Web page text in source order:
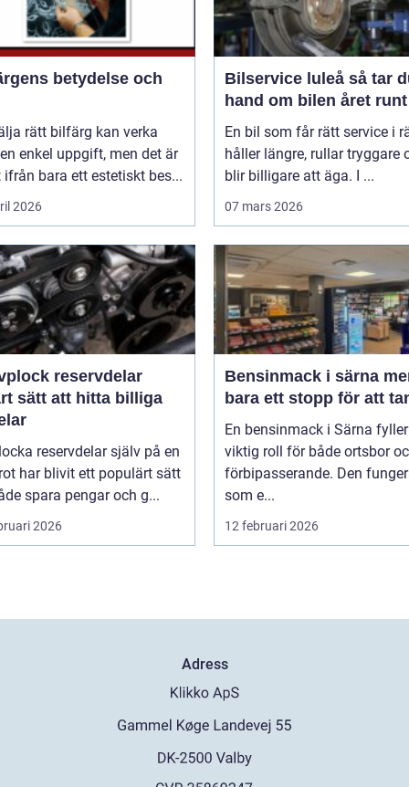
betydelse och
rätt bilfärg kan verka
enkel uppgift, men det är
ifrån bara ett estetiskt bes...
2026
Bilservice luleå så tar du
hand om bilen året runt
En bil som får rätt service i
håller längre, rullar tryggare
blir billigare att äga. I ...
07 mars 2026
reservdelar
sätt att hitta billiga
reservdelar själv på en
har blivit ett populärt sätt
spara pengar och g...
2026
Bensinmack i särna mer än
bara ett stopp för att
En bensinmack i Särna
viktig roll för både ortsbor
förbipasserande. Den
som e...
12 februari 2026
Adress